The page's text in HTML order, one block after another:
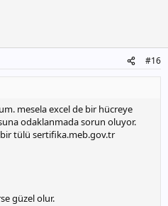
#16
mesela excel de bir hücreye
odaklanmada sorun oluyor.
tülü sertifika.meb.gov.tr
güzel olur.